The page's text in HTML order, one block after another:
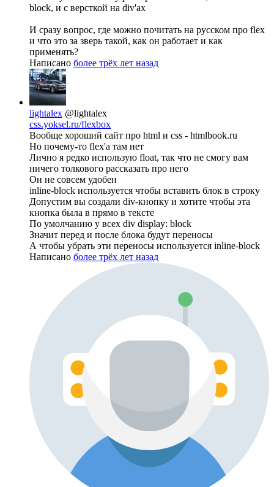
block, и с версткой на div'ах
И сразу вопрос, где можно почитать на русском про flex
и что это за зверь такой, как он работает и как
применять?
Написано более трёх лет назад
lightalex @lightalex
css.yoksel.ru/flexbox
Вообще хороший сайт про html и css - htmlbook.ru
Но почему-то flex'а там нет
Лично я редко использую float, так что не смогу вам
ничего толкового рассказать про него
Он не совсем удобен
inline-block используется чтобы вставить блок в строку
Допустим вы создали div-кнопку и хотите чтобы эта
кнопка была в прямо в тексте
По умолчанию у всех div display: block
Значит перед и после блока будут переносы
А чтобы убрать эти переносы используется inline-block
Написано более трёх лет назад